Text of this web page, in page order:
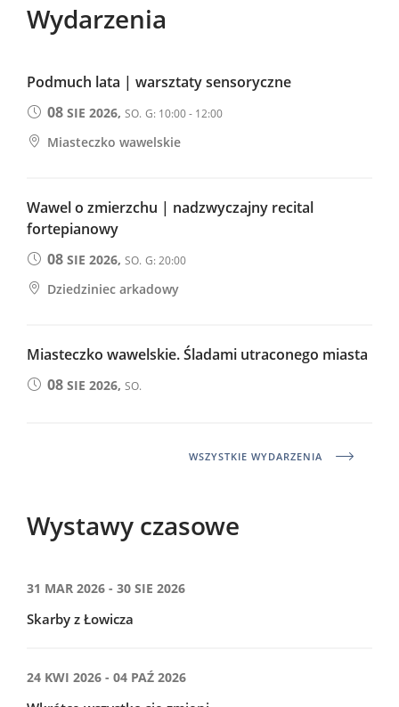
Wydarzenia
Podmuch lata | warsztaty sensoryczne
08SIE 2026, SO. G: 10:00 - 12:00
Miasteczko wawelskie
Wawel o zmierzchu | nadzwyczajny recital
fortepianowy
08SIE 2026, SO. G: 20:00
Dziedziniec arkadowy
Miasteczko wawelskie. Śladami utraconego miasta
08SIE 2026, SO.
WSZYSTKIE WYDARZENIA
Wystawy czasowe
31 MAR 2026 - 30 SIE 2026
Skarby z Łowicza
24 KWI 2026 - 04 PAŹ 2026